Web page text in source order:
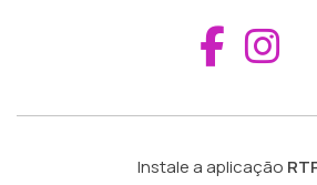
Instale a aplicação